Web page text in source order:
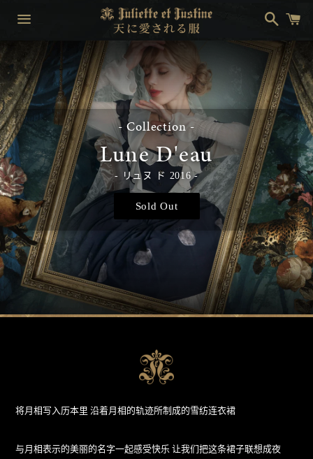
单
- Collection -
Lune D'eau
リュヌ ド 2016
Sold Out
将月相写入历本里 沿着月相的轨迹所制成的雪纺连衣裙
与月相表示的美丽的名字一起感受快乐 让我们把这条裙子联想成夜